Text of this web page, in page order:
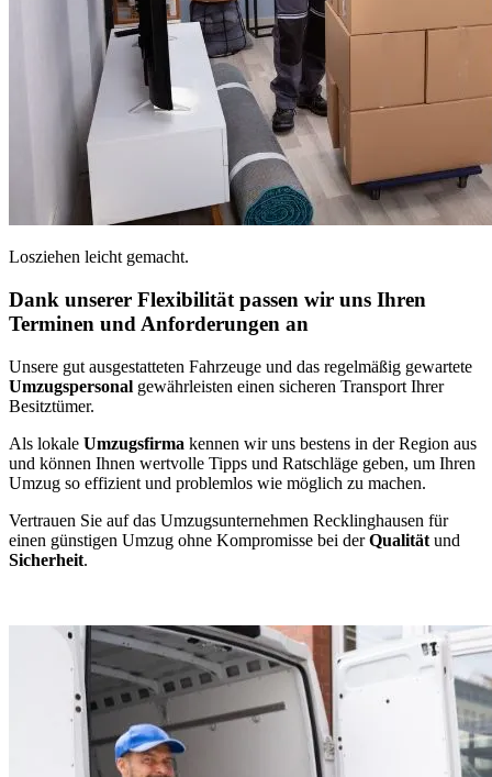
Losziehen leicht gemacht.
Dank unserer Flexibilität passen wir uns Ihren
Terminen und Anforderungen an
Unsere gut ausgestatteten Fahrzeuge und das regelmäßig gewartete
Umzugspersonal gewährleisten einen sicheren Transport Ihrer
Besitztümer.
Als lokale Umzugsfirma kennen wir uns bestens in der Region aus
und können Ihnen wertvolle Tipps und Ratschläge geben, um Ihren
Umzug so effizient und problemlos wie möglich zu machen.
Vertrauen Sie auf das Umzugsunternehmen Recklinghausen für
einen günstigen Umzug ohne Kompromisse bei derQualität und
Sicherheit.